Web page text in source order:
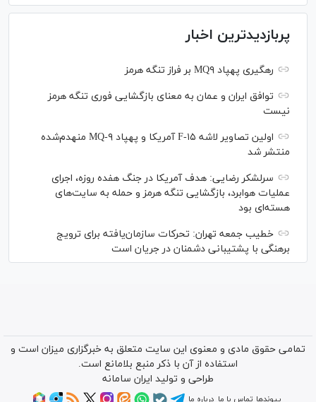
پربازدیدترین اخبار
رهگیری پهپاد MQ۹ بر فراز تنگه هرمز
توافق ایران و عمان به معنای بازگشایی فوری تنگه هرمز
نیست
اولین تصاویر لاشه F-۱۵ آمریکا و پهپاد MQ-۹ منهدم‌شده
منتشر شد
سرلشکر رضایی: هدف آمریکا در جنگ هفده روزه، اجرای
عملیات هوابرد، بازگشایی تنگه هرمز و حمله به سایت‌های
هسته‌ای بود
خطیب جمعه تهران: تحرکات سازمان‌یافته برای ترویج
برهنگی با پشتیبانی دشمنان در جریان است
تمامی حقوق مادی و معنوی این سایت متعلق به خبرگزاری میزان است و
استفاده از آن با ذکر منبع بلامانع است.
طراحی و تولید ایران سامانه
پیوندها تماس با ما درباره ما